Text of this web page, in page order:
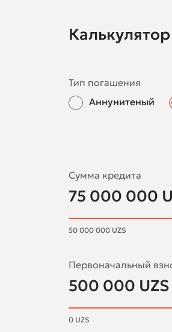
Калькулятор
Тип погашения
Аннунитеный
Сумма кредита
75 000 000
50 000 000 UZS
Первоначальный
500 000 UZS
0 UZS